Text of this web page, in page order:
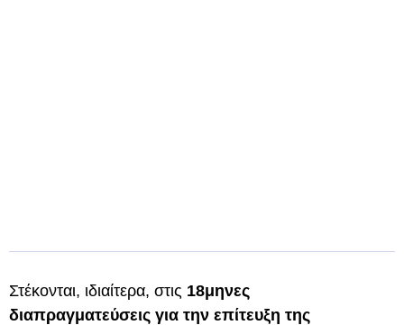
Στέκονται, ιδιαίτερα, στις 18μηνες
διαπραγματεύσεις για την επίτευξη της